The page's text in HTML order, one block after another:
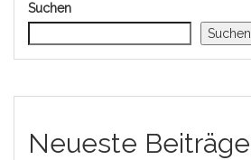
Suchen
Suchen
Neueste Beiträge